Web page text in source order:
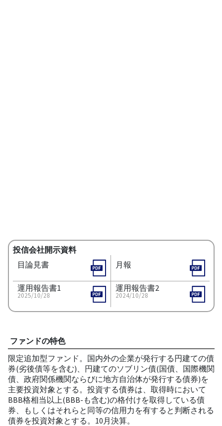
投信会社開示資料
目論見書
月報
運用報告書1
2025/10/28
運用報告書2
2024/10/28
ファンドの特色
限定追加型ファンド。国内外の企業が発行する円建ての債
券(劣後債等を含む)、円建てのソブリン債(国債、国際機関
債、政府関係機関ならびに地方自治体が発行する債券)を
主要投資対象とする。投資する債券は、取得時において
BBB格相当以上(BBB-も含む)の格付けを取得している債
券、もしくはそれらと同等の信用力を有すると判断される
債券を投資対象とする。10月決算。